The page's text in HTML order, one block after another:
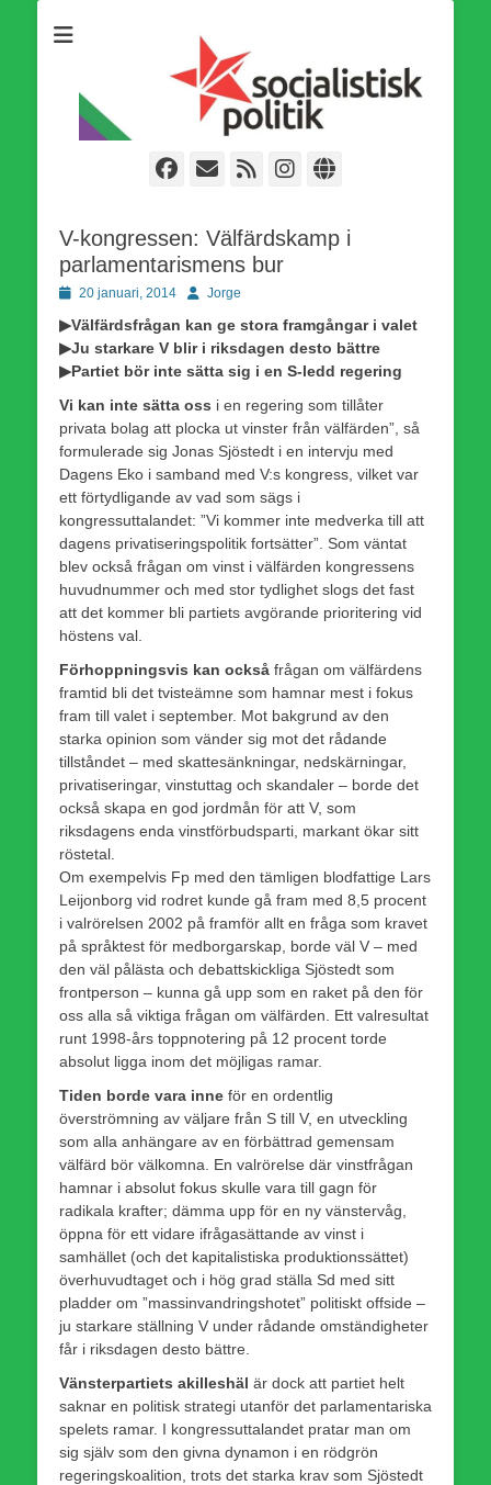
världsomfattande socialistiska Fjärde Internationalen och en viktig
tillgång i kampen för en socialistisk framtid!
Facebook
E-
Webbflöde
Instagram
Webbplats
V-kongressen: Välfärdskamp i
parlamentarismens bur
Publicerad
20 januari, 2014 Författare
Jorge
▶Välfärdsfrågan kan ge stora framgångar i valet
▶Ju starkare V blir i riksdagen desto bättre
▶Partiet bör inte sätta sig i en S-ledd regering
Vi kan inte sätta oss i en regering som tillåter
privata bolag att plocka ut vinster från välfärden”, så
formulerade sig Jonas Sjöstedt i en intervju med
Dagens Eko i samband med V:s kongress, vilket var
ett förtydligande av vad som sägs i
kongressuttalandet: ”Vi kommer inte medverka till att
dagens privatiseringspolitik fortsätter”. Som väntat
blev också frågan om vinst i välfärden kongressens
huvudnummer och med stor tydlighet slogs det fast
att det kommer bli partiets avgörande prioritering vid
höstens val.
Förhoppningsvis kan också frågan om välfärdens
framtid bli det tvisteämne som hamnar mest i fokus
fram till valet i september. Mot bakgrund av den
starka opinion som vänder sig mot det rådande
tillståndet – med skattesänkningar, nedskärningar,
privatiseringar, vinstuttag och skandaler – borde det
också skapa en god jordmån för att V, som
riksdagens enda vinstförbudsparti, markant ökar sitt
röstetal.
Om exempelvis Fp med den tämligen blodfattige Lars
Leijonborg vid rodret kunde gå fram med 8,5 procent
i valrörelsen 2002 på framför allt en fråga som kravet
på språktest för medborgarskap, borde väl V – med
den väl pålästa och debattskickliga Sjöstedt som
frontperson – kunna gå upp som en raket på den för
oss alla så viktiga frågan om välfärden. Ett valresultat
runt 1998-års toppnotering på 12 procent torde
absolut ligga inom det möjligas ramar.
Tiden borde vara inne för en ordentlig
överströmning av väljare från S till V, en utveckling
som alla anhängare av en förbättrad gemensam
välfärd bör välkomna. En valrörelse där vinstfrågan
hamnar i absolut fokus skulle vara till gagn för
radikala krafter; dämma upp för en ny vänstervåg,
öppna för ett vidare ifrågasättande av vinst i
samhället (och det kapitalistiska produktionssättet)
överhuvudtaget och i hög grad ställa Sd med sitt
pladder om ”massinvandringshotet” politiskt offside –
ju starkare ställning V under rådande omständigheter
får i riksdagen desto bättre.
Vänsterpartiets akilleshäl är dock att partiet helt
saknar en politisk strategi utanför det parlamentariska
spelets ramar. I kongressuttalandet pratar man om
sig själv som den givna dynamon i en rödgrön
regeringskoalition, trots det starka krav som Sjöstedt